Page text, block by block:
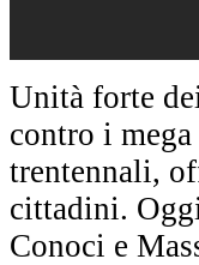
Unità forte
contro i
trentennali,
cittadini.
Conoci e